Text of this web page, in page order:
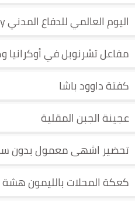
اليوم العالمي للدفاع المدني World Civil Defence Day
مفاعل تشرنوبل في أوكرانيا
كفتة داوود باشا
عجينة الجبن المقلية
تحضير اشهى معمول بدون
كعكة المحلات بالليمون هشة